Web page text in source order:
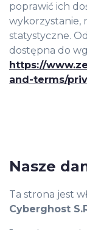
poprawić ich
wykorzystanie,
statystyczne.
dostępna do
https://
and-terms/
Nasze
Ta strona jest
Cyberghost